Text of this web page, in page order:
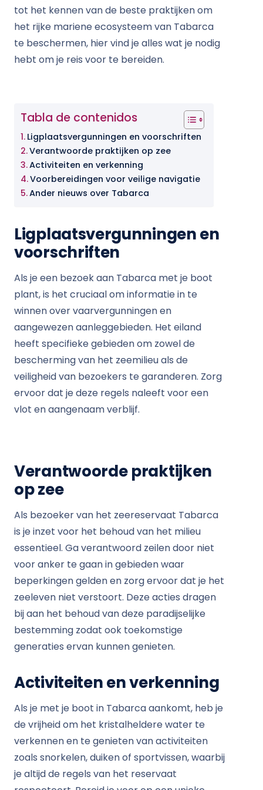
tot het kennen van de beste praktijken om
het rijke mariene ecosysteem van Tabarca
te beschermen, hier vind je alles wat je nodig
hebt om je reis voor te bereiden.
Tabla de contenidos
Ligplaatsvergunningen en voorschriften
Verantwoorde praktijken op zee
Activiteiten en verkenning
Voorbereidingen voor veilige navigatie
Ander nieuws over Tabarca
Ligplaatsvergunningen en
voorschriften
Als je een bezoek aan Tabarca met je boot
plant, is het cruciaal om informatie in te
winnen over vaarvergunningen en
aangewezen aanleggebieden. Het eiland
heeft specifieke gebieden om zowel de
bescherming van het zeemilieu als de
veiligheid van bezoekers te garanderen. Zorg
ervoor dat je deze regels naleeft voor een
vlot en aangenaam verblijf.
Verantwoorde praktijken
op zee
Als bezoeker van het zeereservaat Tabarca
is je inzet voor het behoud van het milieu
essentieel. Ga verantwoord zeilen door niet
voor anker te gaan in gebieden waar
beperkingen gelden en zorg ervoor dat je het
zeeleven niet verstoort. Deze acties dragen
bij aan het behoud van deze paradijselijke
bestemming zodat ook toekomstige
generaties ervan kunnen genieten.
Activiteiten en verkenning
Als je met je boot in Tabarca aankomt, heb je
de vrijheid om het kristalheldere water te
verkennen en te genieten van activiteiten
zoals snorkelen, duiken of sportvissen, waarbij
je altijd de regels van het reservaat